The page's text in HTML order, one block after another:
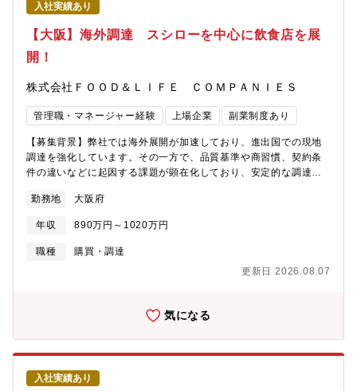
入社実績あり
【大阪】海外調達 スシローを中心に飲食店を展
開！
株式会社ＦＯＯＤ＆ＬＩＦＥ ＣＯＭＰＡＮＩＥＳ
管理職・マネージャー経験 上場企業 副業制度あり
【募集背景】弊社では海外展開が加速しており、進出国での現地
調達を強化しています。その一方で、品質基準や商習慣、契約条
件の違いなどに起因する課題が顕在化しており、安定的な調達体
整理し、各国の実情に即したサプライヤー選定および取引条件の
構築を推進するため、このミッションに特化した専門人材を新た
に採用します。◎海外各国における商材調達状況・取引課題の整
理および分析◎社内関係部署（海外事業部等）との連携◎現地企
格・納期・契約条件等を踏まえた取引条件の交渉◎現地商習慣や
係改善、課題解決に向けた対応◎現地サプライヤー・加工場への
テクニシャン・インスペクション（実地検品）を通じた品質改善
指導※『テクニシャン』＝原料から、加工～歩留まり～製品作り
＋品質管理（QC）＋品質保証（QA）◎品質基準（スペック）の
策定および、現地での適合性評価・フィードバック体制の構築◎
検品データに基づいた歩留まり改善提案および原価低減活動の推
勤務地 大阪府
年収 890万円～1020万円
職種
購買・調達
更新日 2026.08.07
気になる
入社実績あり